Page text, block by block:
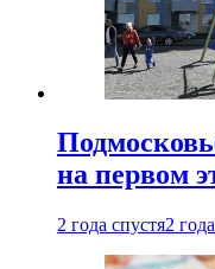
на первом
2 года спустя2